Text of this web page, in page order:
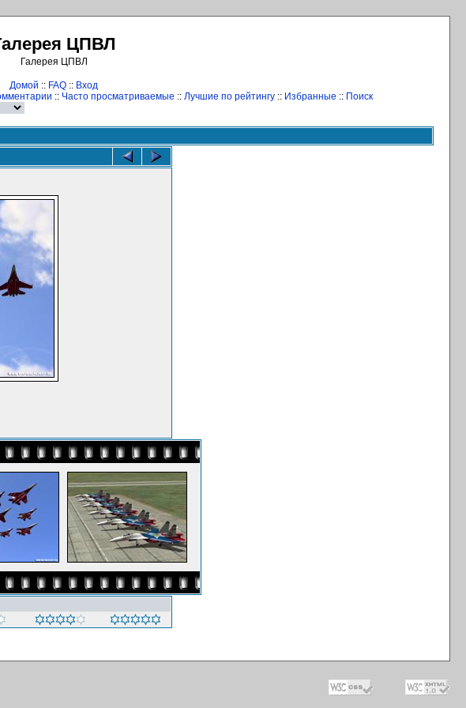
ЦПВЛ
Галерея ЦПВЛ
Домой :: FAQ :: Вход
:: Часто просматриваемые :: Лучшие по рейтингу :: Избранные :: Поиск